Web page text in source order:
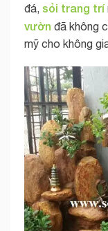
đá, sỏi trang trí
vườn đã không
mỹ cho không